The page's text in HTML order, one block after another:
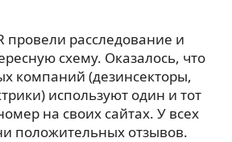
провели расследование и
схему. Оказалось, что
компаний (дезинсекторы,
используют один и тот
на своих сайтах. У всех
положительных отзывов.